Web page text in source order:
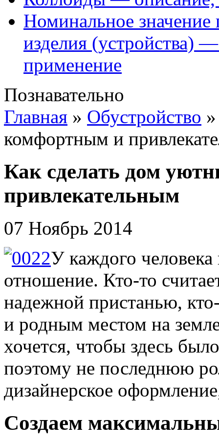
Номинальное значение
изделия (устройства)
применение
Познавательно
Главная » Обустройство
комфортным и
Как сделать дом
привлекательным
07 Ноябрь 2014
У каждого
отношение. Кто-то
надежной пристанью,
и родным местом на
хочется, чтобы здесь
поэтому не последнюю
дизайнерское
Создаем